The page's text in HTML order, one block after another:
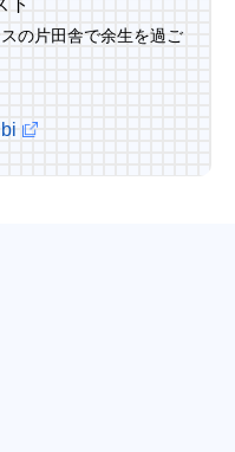
の片田舎で余生を過ご